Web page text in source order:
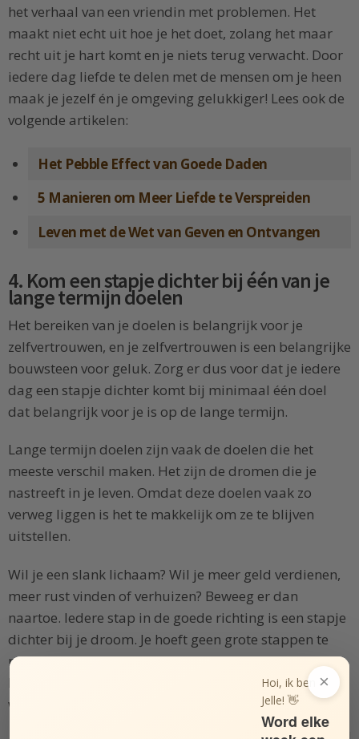
het verhaal van een vriendin met problemen. Het
maakt niet echt uit hoe je het doet, zolang het maar
recht uit je hart komt en je niets terug verwacht. Door
iedere dag liefde te delen met de mensen om je heen
maak je jezelf én je omgeving gelukkiger! Lees ook de
volgende artikelen:
Het Pebble Effect van Goede Daden
5 Manieren om Meer Liefde te Verspreiden
Leven met de Wet van Geven en Ontvangen
4. Kom een stapje dichter bij één van je
lange termijn doelen
Het bereiken van je doelen is belangrijk voor je
zelfvertrouwen, en je zelfvertrouwen is een belangrijke
bouwsteen voor geluk. Zorg er dus voor dat je iedere
dag een stapje dichter komt bij minimaal één doel
dat belangrijk voor je is op de lange termijn.
Lange termijn doelen zijn vaak de doelen die het
meeste verschil maken. Het zijn de dromen die je
nastreeft in je leven. Omdat deze doelen vaak zo
verweg liggen is het te makkelijk om ze te blijven
uitstellen.
Wil je een slank lichaam? Wil je meer geld verdienen,
meer rust vinden of verhuizen? Beweeg er dan
naartoe. Iedere stap in de goede richting is een stapje
dichter bij je droom. Je hoeft geen grote stappen te
maken, zorg dat je iedere dag een beetje beweegt. Zo
blijf je bezig met je dromen en worden ze
werkelijkheid voor je het weet! Lees ook:
×
Hoi, ik ben
Jelle! 👋
Word elke